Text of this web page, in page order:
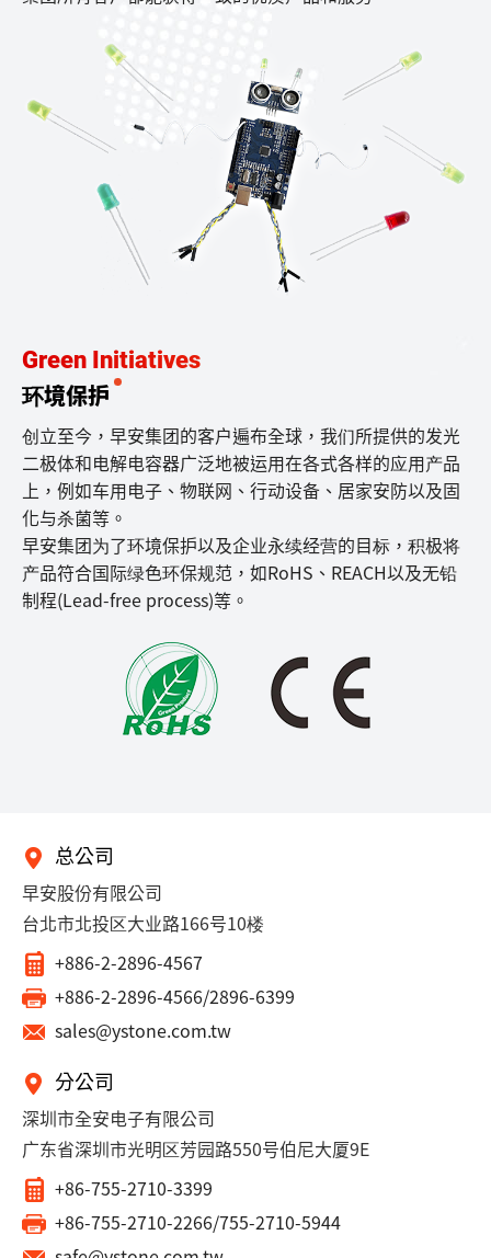
Green Initiatives
环境保护
创立至今，早安集团的客户遍布全球，我们所提供的发光
二极体和电解电容器广泛地被运用在各式各样的应用产品
上，例如车用电子、物联网、行动设备、居家安防以及固
化与杀菌等。
早安集团为了环境保护以及企业永续经营的目标，积极将
产品符合国际绿色环保规范，如RoHS、REACH以及无铅
制程(Lead-free process)等。
总公司
早安股份有限公司
台北市北投区大业路166号10楼
+886-2-2896-4567
+886-2-2896-4566/2896-6399
sales@ystone.com.tw
分公司
深圳市全安电子有限公司
广东省深圳市光明区芳园路550号伯尼大厦9E
+86-755-2710-3399
+86-755-2710-2266/755-2710-5944